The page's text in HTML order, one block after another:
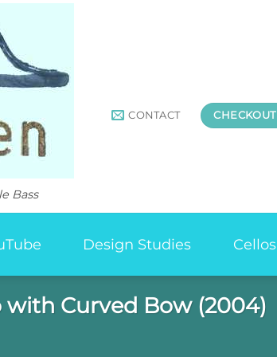
Bass
CONTACT CHECKOUT
Design Studies Cellos
with Curved Bow (2004)